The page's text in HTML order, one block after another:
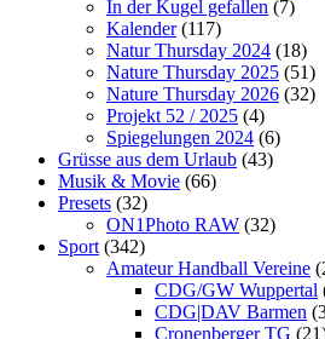
In der Kugel gefallen (7)
Kalender(117)
Natur Thursday 2024 (18)
Nature Thursday 2025 (51)
Nature Thursday 2026 (32)
Projekt 52 / 2025 (4)
Spiegelungen 2024 (6)
Grüsse aus dem Urlaub (43)
Musik & Movie (66)
Presets (32)
ON1Photo RAW (32)
Sport (342)
Amateur Handball Vereine
CDG/GW Wuppertal
CDG|DAV Barmen
Cronenberger TG